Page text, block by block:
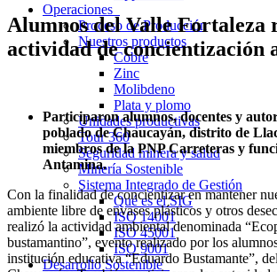
Operaciones
Proceso de Producción
Nuestros productos
Cobre
Zinc
Molibdeno
Plata y plomo
Unidades productivas
Tour 360
Seguridad minera y salud
Minería Sostenible
Sistema Integrado de Gestión
Qué es el SIG
ISO 14001
ISO 45001
ISO 9001
Desarrollo Sostenible
Alumnos del Valle Fortaleza
actividad de concientización
Participaron alumnos, docentes y
poblado de Chaucayán, distrito de
miembros de la PNP Carreteras y
Antamina.
Con la finalidad de concientizar en mantener
ambiente libre de envases plásticos y otros
realizó la actividad ambiental denominada
bustamantino”, evento realizado por los
institución educativa “Eduardo Bustamante”,